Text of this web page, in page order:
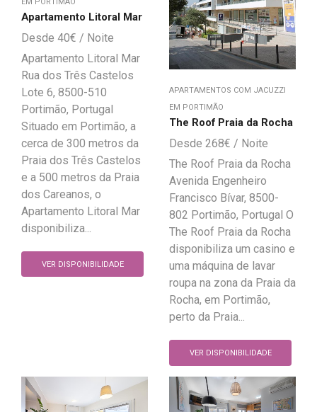
Apartamento Litoral Mar
40€
Apartamento Litoral Mar
Rua dos Três Castelos
Lote 6, 8500-510
Portimão, Portugal
Situado em Portimão, a
cerca de 300 metros da
Praia dos Três Castelos
e a 500 metros da Praia
dos Careanos, o
Apartamento Litoral Mar
disponibiliza...
VER DISPONIBILIDADE
APARTAMENTOS COM JACUZZI
EM PORTIMÃO
The Roof Praia da Rocha
268€
The Roof Praia da Rocha
Avenida Engenheiro
Francisco Bívar, 8500-
802 Portimão, Portugal O
The Roof Praia da Rocha
disponibiliza um casino e
uma máquina de lavar
roupa na zona da Praia da
Rocha, em Portimão,
perto da Praia...
VER DISPONIBILIDADE